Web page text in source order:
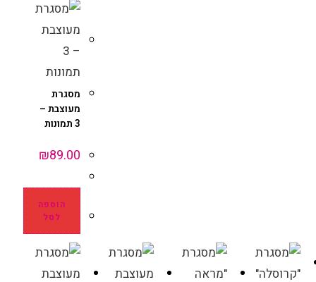
מסגרת
מעוצבת –
₪89.00
הוספה
לסל